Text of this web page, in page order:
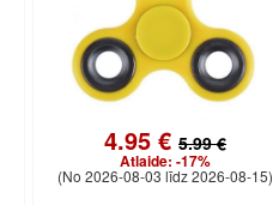
4.95 € 5.99 €
Atlaide: -17%
(No 2026-08-03 līdz 2026-08-15)